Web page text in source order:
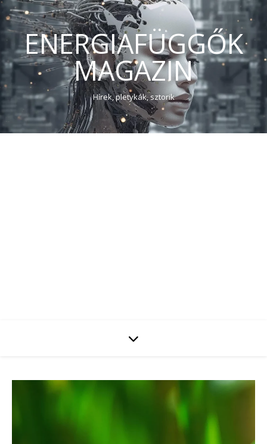
ENERGIAFÜGGŐK
MAGAZIN
Hírek, pletykák, sztorik